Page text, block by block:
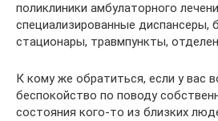
поликлиники амбулаторного
специализированные диспансеры,
стационары, травмпункты,
К кому же обратиться, если у вас
беспокойство по поводу
состояния кого-то из близких